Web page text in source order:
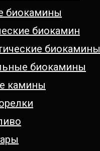
биокамины
биокамин
биокамины
биокамины
камины